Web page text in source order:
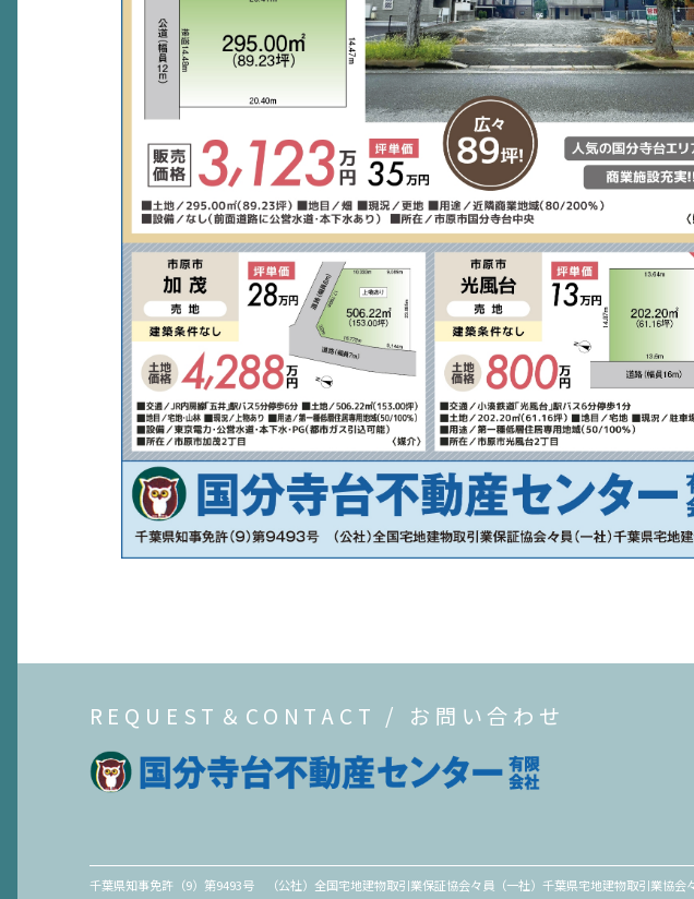
REQUEST＆CONTACT / お問い合わせ
千葉県知事免許（9）第9493号 （公社）全国宅地建物取引業保証協会々員（一社）千葉県宅地建物取引業協会